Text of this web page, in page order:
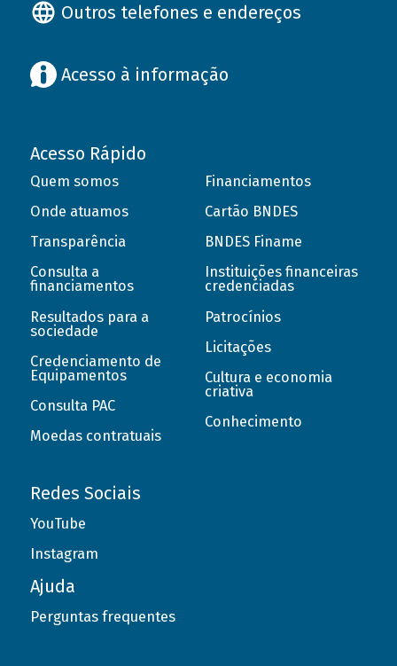
Outros telefones e endereços
Acesso à informação
Acesso Rápido
Quem somos
Onde atuamos
Transparência
Consulta a
financiamentos
Resultados para a
sociedade
Credenciamento de
Equipamentos
Consulta PAC
Moedas contratuais
Financiamentos
Cartão BNDES
BNDES Finame
Instituições financeiras
credenciadas
Patrocínios
Licitações
Cultura e economia
criativa
Conhecimento
Redes Sociais
YouTube
Instagram
Ajuda
Perguntas frequentes